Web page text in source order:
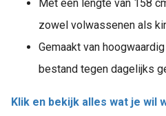
Met een lengte van 158
zowel volwassenen als
Gemaakt van
bestand tegen dagelijks
Klik en bekijk alles wat je wil